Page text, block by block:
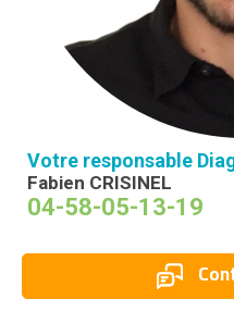
Votre responsable
Fabien CRISINEL
04-58-05-13-19